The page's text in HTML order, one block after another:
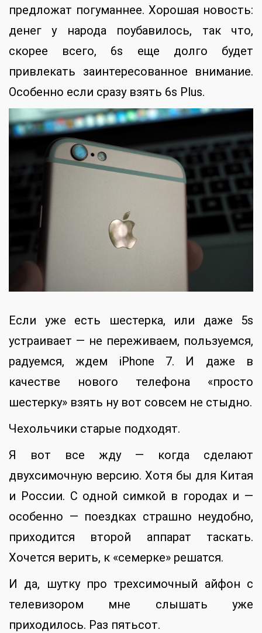
предложат погуманнее. Хорошая новость:
денег у народа поубавилось, так что,
скорее всего, 6s еще долго будет
привлекать заинтересованное внимание.
Особенно если сразу взять 6s Plus.
Если уже есть шестерка, или даже 5s
устраивает — не переживаем, пользуемся,
радуемся, ждем iPhone 7. И даже в
качестве нового телефона «просто
шестерку» взять ну вот совсем не стыдно.
Чехольчики старые подходят.
Я вот все жду — когда сделают
двухсимочную версию. Хотя бы для Китая
и России. С одной симкой в городах и —
особенно — поездках страшно неудобно,
приходится второй аппарат таскать.
Хочется верить, к «семерке» решатся.
И да, шутку про трехсимочный айфон с
телевизором мне слышать уже
приходилось. Раз пятьсот.